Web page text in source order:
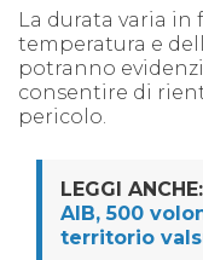
La durata varia in
temperatura e
potranno
consentire di
pericolo.
LEGGI ANCHE:
AIB, 500
territorio